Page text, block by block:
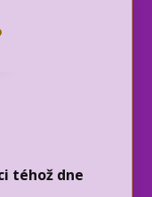
téhož dne